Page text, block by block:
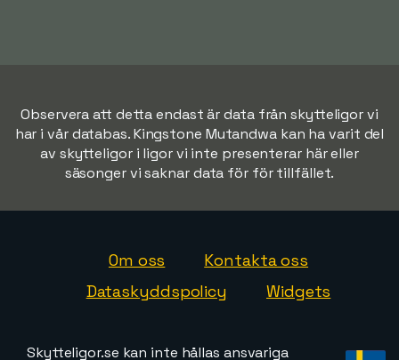
Observera att detta endast är data från skytteligor vi
har i vår databas. Kingstone Mutandwa kan ha varit del
av skytteligor i ligor vi inte presenterar här eller
säsonger vi saknar data för för tillfället.
Om oss
Kontakta oss
Dataskyddspolicy
Widgets
Skytteligor.se kan inte hållas ansvariga